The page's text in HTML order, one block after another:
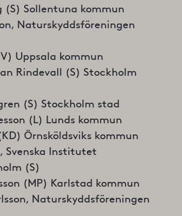
(S) Sollentuna kommun
Naturskyddsföreningen
Uppsala kommun
Rindevall (S) Stockholm
(S) Stockholm stad
(L) Lunds kommun
Örnsköldsviks kommun
Svenska Institutet
(S)
(MP) Karlstad kommun
Naturskyddsföreningen